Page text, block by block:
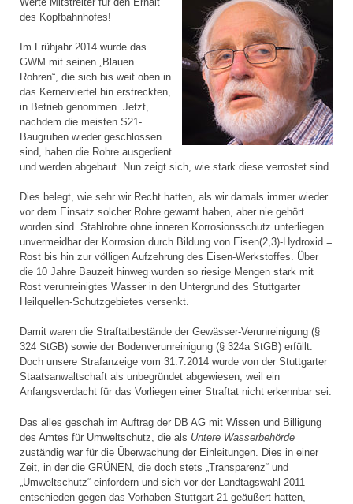
des Kopfbahnhofes!
Im Frühjahr 2014 wurde das
GWM mit seinen „Blauen
Rohren“, die sich bis weit oben in
das Kernerviertel hin erstreckten,
in Betrieb genommen. Jetzt,
nachdem die meisten S21-
Baugruben wieder geschlossen
sind, haben die Rohre ausgedient
und werden abgebaut. Nun zeigt sich, wie stark diese verrostet sind.
Dies belegt, wie sehr wir Recht hatten, als wir damals immer wieder
vor dem Einsatz solcher Rohre gewarnt haben, aber nie gehört
worden sind. Stahlrohre ohne inneren Korrosionsschutz unterliegen
unvermeidbar der Korrosion durch Bildung von Eisen(2,3)-Hydroxid =
Rost bis hin zur völligen Aufzehrung des Eisen-Werkstoffes. Über
die 10 Jahre Bauzeit hinweg wurden so riesige Mengen stark mit
Rost verunreinigtes Wasser in den Untergrund des Stuttgarter
Heilquellen-Schutzgebietes versenkt.
Damit waren die Straftatbestände der Gewässer-Verunreinigung (§
324 StGB) sowie der Bodenverunreinigung (§ 324a StGB) erfüllt.
Doch unsere Strafanzeige vom 31.7.2014 wurde von der Stuttgarter
Staatsanwaltschaft als unbegründet abgewiesen, weil ein
Anfangsverdacht für das Vorliegen einer Straftat nicht erkennbar sei.
Das alles geschah im Auftrag der DB AG mit Wissen und Billigung
des Amtes für Umweltschutz, die als Untere Wasserbehörde
zuständig war für die Überwachung der Einleitungen. Dies in einer
Zeit, in der die GRÜNEN, die doch stets „Transparenz“ und
„Umweltschutz“ einfordern und sich vor der Landtagswahl 2011
entschieden gegen das Vorhaben Stuttgart 21 geäußert hatten,